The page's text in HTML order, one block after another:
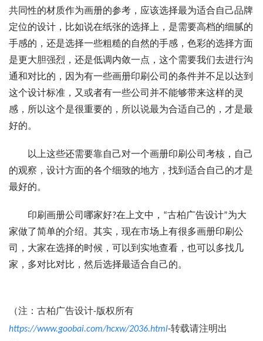
共同性的材质作为画册的参考，应该选择最为适合自己品牌
定位的设计，比如说在纸张的选择上，是需要高档的细腻的
手感的，还是选择一些粗糙的自然的手感，色彩的选择方面
是更大胆强烈，还是低调内敛一点，这个需要我们去进行沟
通和对比的，因为有一些画册印刷公司的条件并不足以达到
这个设计标准，又或者有一些公司并不能够带来这样的灵
感，所以这个是很重要的，所以说最为合适自己的，才是最
好的。
以上这些还需要靠自己对一个画册印刷公司考核，自己
的观察，设计方面的各个细致的地方，找到适合自己的才是
最好的。
印刷画册公司哪家好?在上文中，“古柏广告设计”为大
家做了简单的介绍。其实，现在市场上有很多画册印刷公
司，大家在选择的时候，可以到实地查看，也可以多找几
家，多对比对比，然后选择最适合自己的。
（注：古柏广告设计-版权所有
https://www.goobai.com/hcxw/2036.html-转载请注明出